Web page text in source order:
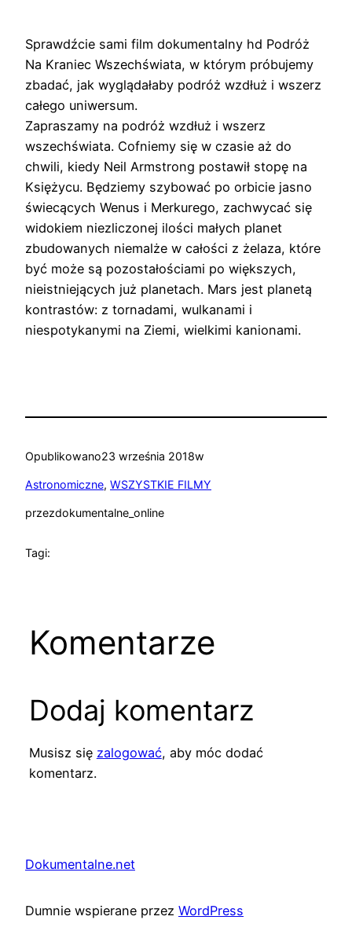
Sprawdźcie sami film dokumentalny hd Podróż
Na Kraniec Wszechświata, w którym próbujemy
zbadać, jak wyglądałaby podróż wzdłuż i wszerz
całego uniwersum.
Zapraszamy na podróż wzdłuż i wszerz
wszechświata. Cofniemy się w czasie aż do
chwili, kiedy Neil Armstrong postawił stopę na
Księżycu. Będziemy szybować po orbicie jasno
świecących Wenus i Merkurego, zachwycać się
widokiem niezliczonej ilości małych planet
zbudowanych niemalże w całości z żelaza, które
być może są pozostałościami po większych,
nieistniejących już planetach. Mars jest planetą
kontrastów: z tornadami, wulkanami i
niespotykanymi na Ziemi, wielkimi kanionami.
Opublikowano23 września 2018w
Astronomiczne, WSZYSTKIE FILMY
przezdokumentalne_online
Tagi:
Komentarze
Dodaj komentarz
Musisz się zalogować, aby móc dodać
komentarz.
Dokumentalne.net
Dumnie wspierane przez WordPress